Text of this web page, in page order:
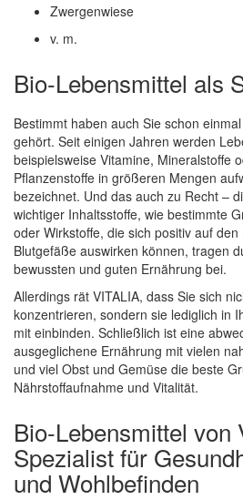
Zwergenwiese
v. m.
Bio-Lebensmittel als
Bestimmt haben auch Sie schon
gehört. Seit einigen Jahren werden
beispielsweise Vitamine, Mineralstoffe
Pflanzenstoffe in größeren Mengen
bezeichnet. Und das auch zu Recht –
wichtiger Inhaltsstoffe, wie bestimmte
oder Wirkstoffe, die sich positiv auf
Blutgefäße auswirken können, tragen
bewussten und guten Ernährung bei.
Allerdings rät VITALIA, dass Sie sich
konzentrieren, sondern sie lediglich in
mit einbinden. Schließlich ist eine
ausgeglichene Ernährung mit vielen
und viel Obst und Gemüse die beste
Nährstoffaufnahme und Vitalität.
Bio-Lebensmittel von
Spezialist für
und Wohlbefinden